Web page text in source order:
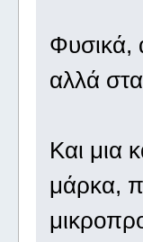
Φυσικά,
αλλά
Και μια
μάρκα,